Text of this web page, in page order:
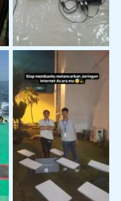
Penggunaan Starlink
Untuk Kegiatan
Lapangan